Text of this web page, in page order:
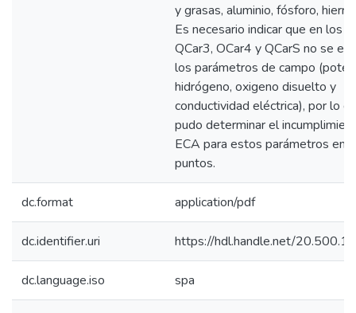
y grasas, aluminio, fósforo,
Es necesario indicar que en los
QCar3, OCar4 y QCarS no se
los parámetros de campo
hidrógeno, oxigeno disuelto y
conductividad eléctrica), por lo
pudo determinar el
ECA para estos parámetros en
puntos.
dc.format application/pdf
dc.identifier.uri https://hdl.handle.net/
dc.language.iso spa